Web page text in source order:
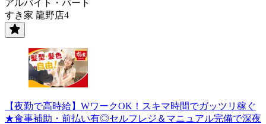
アルバイト・パート
すき家 龍野店4
【夜勤で高時給】WワークOK！スキマ時間でガッツリ稼ぐ
★食事補助・前払い有◎セルフレジ＆マニュアル完備で深夜